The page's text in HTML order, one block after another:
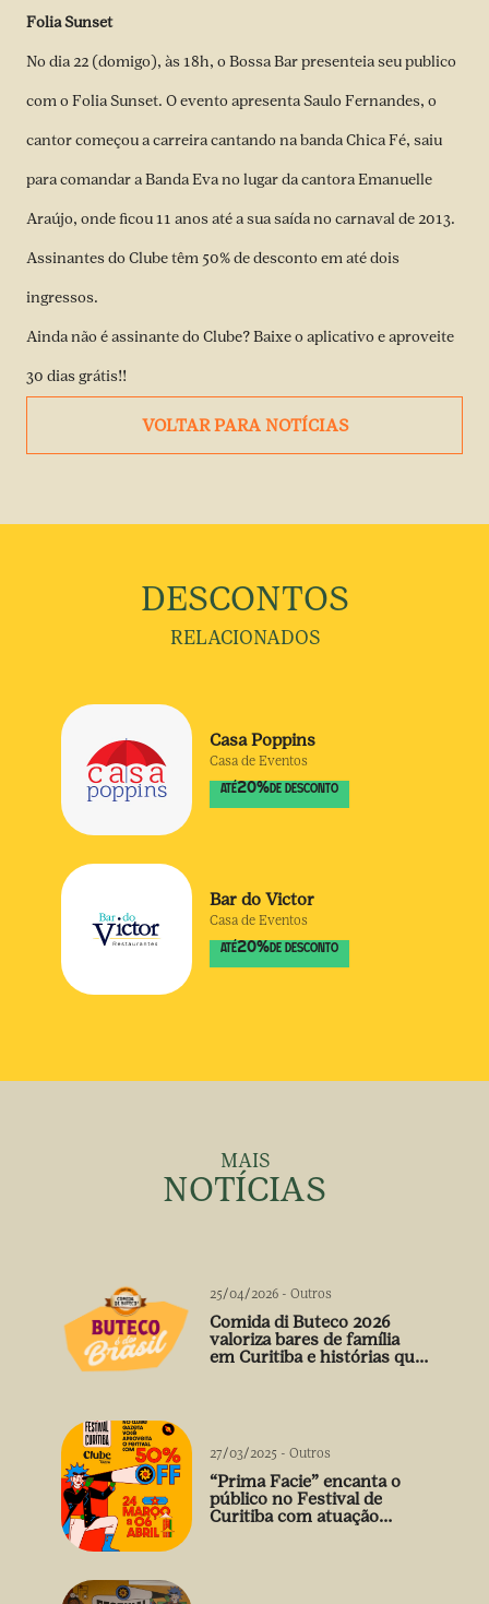
Folia Sunset
No dia 22 (domigo), às 18h, o Bossa Bar presenteia seu publico
com o Folia Sunset. O evento apresenta Saulo Fernandes, o
cantor começou a carreira cantando na banda Chica Fé, saiu
para comandar a Banda Eva no lugar da cantora Emanuelle
Araújo, onde ficou 11 anos até a sua saída no carnaval de 2013.
Assinantes do Clube têm 50% de desconto em até dois
ingressos.
Ainda não é assinante do Clube? Baixe o aplicativo e aproveite
30 dias grátis!!
VOLTAR PARA NOTÍCIAS
DESCONTOS
RELACIONADOS
Casa Poppins
Casa de Eventos
ATÉ20% DE DESCONTO
Bar do Victor
Casa de Eventos
ATÉ20% DE DESCONTO
MAIS
NOTÍCIAS
25/04/2026 - Outros
Comida di Buteco 2026
valoriza bares de família
em Curitiba e histórias que
27/03/2025 - Outros
“Prima Facie” encanta o
público no Festival de
Curitiba com atuação